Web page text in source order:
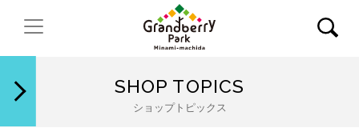
SHOP TOPICS
ショップトピックス
閉じる